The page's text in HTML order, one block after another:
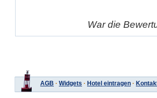
War die
AGB · Widgets · Hotel eintragen ·